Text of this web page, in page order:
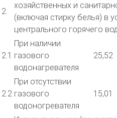
2.
хозяйственных и
(включая стирку белья) в
центрального горячего
2.1
При наличии
газового
водонагревателя
25,52
2.2
При отсутствии
газового
водоногревателя
15,01